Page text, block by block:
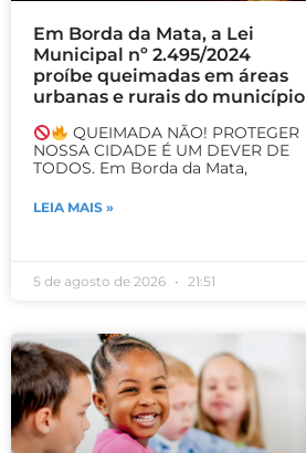
Em Borda da Mata, a Lei
Municipal nº 2.495/2024
proíbe queimadas em áreas
urbanas e rurais do município
QUEIMADA NÃO! PROTEGER
NOSSA CIDADE É UM DEVER DE
TODOS. Em Borda da Mata,
LEIA MAIS »
5 de agosto de 2026 21:51